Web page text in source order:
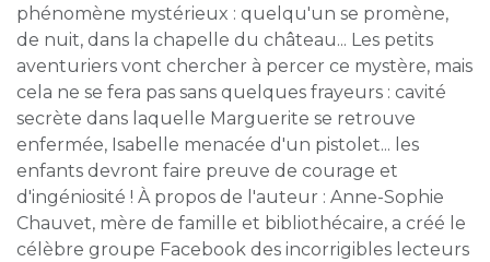
phénomène mystérieux : quelqu'un se promène,
de nuit, dans la chapelle du château... Les petits
aventuriers vont chercher à percer ce mystère, mais
cela ne se fera pas sans quelques frayeurs : cavité
secrète dans laquelle Marguerite se retrouve
enfermée, Isabelle menacée d'un pistolet... les
enfants devront faire preuve de courage et
d'ingéniosité ! À propos de l'auteur : Anne-Sophie
Chauvet, mère de famille et bibliothécaire, a créé le
célèbre groupe Facebook des incorrigibles lecteurs